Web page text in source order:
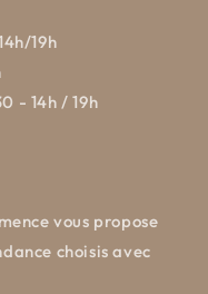
19h
- 14h / 19h
vous propose
choisis avec